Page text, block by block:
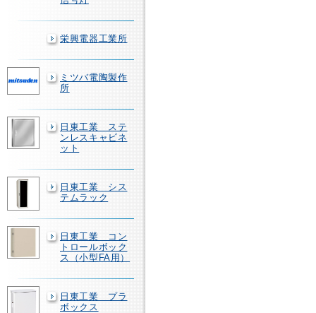
栄興電器工業所
ミツバ電陶製作
所
日東工業 ステ
ンレスキャビネ
ット
日東工業 シス
テムラック
日東工業 コン
トロールボック
ス（小型FA用）
日東工業 プラ
ボックス